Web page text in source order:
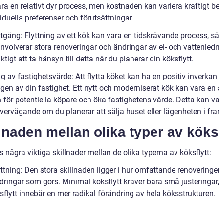
en relativt dyr process, men kostnaden kan variera kraftigt
preferenser och förutsättningar.
Flyttning av ett kök kan vara en tidskrävande process,
stora renoveringar och ändringar av el- och
att ta hänsyn till detta när du planerar din köksflytt.
av fastighetsvärde: Att flytta köket kan ha en positiv inverkan
av din fastighet. Ett nytt och moderniserat kök kan vara en
för potentiella köpare och öka fastighetens värde. Detta kan
om du planerar att sälja huset eller lägenheten i
mellan olika typer av
några viktiga skillnader mellan de olika typerna av köksflytt:
Den stora skillnaden ligger i hur omfattande
som görs. Minimal köksflytt kräver bara små
innebär en mer radikal förändring av hela köksstrukturen.